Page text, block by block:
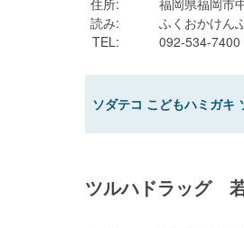
住所:
福岡県福岡市
読み:
ふくおかけん
TEL: 092-534-7400
ソダテコ こどもハミガキ
ツルハドラッグ